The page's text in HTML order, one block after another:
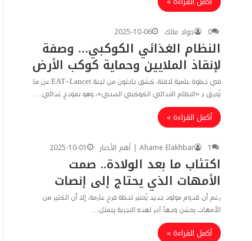
جواد مالك
2025-10-06 0
النظام الغذائي الكوكبي… وصفة
لإنقاذ الملايين وحماية كوكب الأرض
في خطوة علمية لافتة، كشف باحثون من لجنة EAT–Lancet عن ما
يُعرف بـ «النظام الغذائي الكوكبي الصحي»، وهو نموذج غذائي…
أكمل القراءة »
Ahame Elakhbar | أهم الأخبار
2025-10-01 1
اكتئاب ما بعد الولادة.. صمت
الأمهات الذي يحتاج إلى إنصات
رغم أن قدوم مولود جديد يُعتبر لحظة فرح عارمة، إلا أن الكثير من
الأمهات يعشن وجهاً آخر لهذه التجربة يتمثل…
أكمل القراءة »